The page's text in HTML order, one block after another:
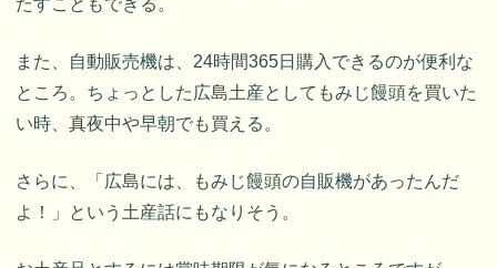
たすこともできる。
また、自動販売機は、24時間365日購入できるのが便利な
ところ。ちょっとした広島土産としてもみじ饅頭を買いた
い時、真夜中や早朝でも買える。
さらに、「広島には、もみじ饅頭の自販機があったんだ
よ！」という土産話にもなりそう。